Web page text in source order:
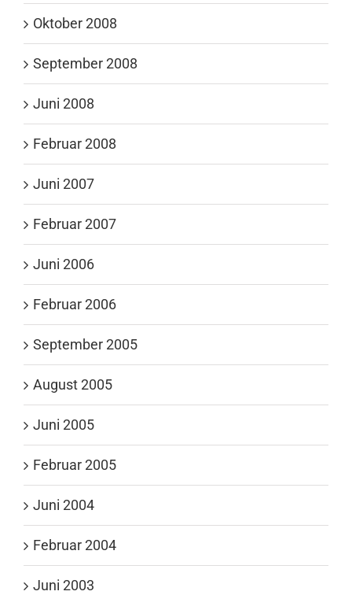
Oktober 2008
September 2008
Juni 2008
Februar 2008
Juni 2007
Februar 2007
Juni 2006
Februar 2006
September 2005
August 2005
Juni 2005
Februar 2005
Juni 2004
Februar 2004
Juni 2003